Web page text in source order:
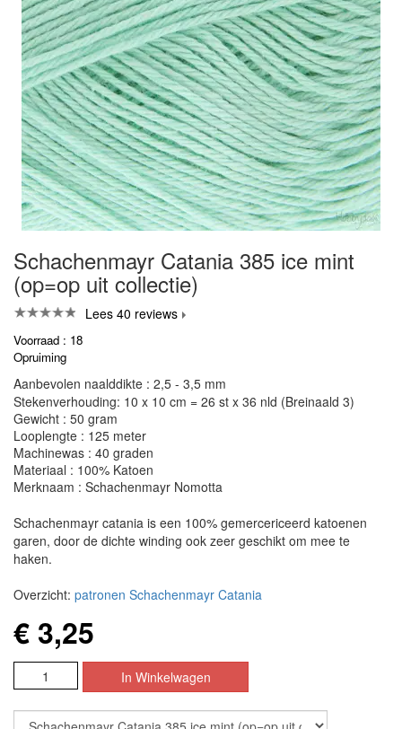
Schachenmayr Catania 385 ice mint
(op=op uit collectie)
Lees 40 reviews
Voorraad : 18
Opruiming
Aanbevolen naalddikte : 2,5 - 3,5 mm
Stekenverhouding: 10 x 10 cm = 26 st x 36 nld (Breinaald 3)
Gewicht : 50 gram
Looplengte : 125 meter
Machinewas : 40 graden
Materiaal : 100% Katoen
Merknaam : Schachenmayr Nomotta
Schachenmayr catania is een 100% gemercericeerd katoenen
garen, door de dichte winding ook zeer geschikt om mee te
haken.
Overzicht: patronen Schachenmayr Catania
€ 3,25